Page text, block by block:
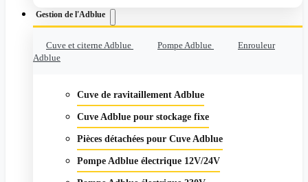
Gestion de l'Adblue
Cuve et citerne Adblue Pompe Adblue
Enrouleur
Adblue
Cuve de ravitaillement Adblue
Cuve Adblue pour stockage fixe
Pièces détachées pour Cuve Adblue
Pompe Adblue électrique 12V/24V